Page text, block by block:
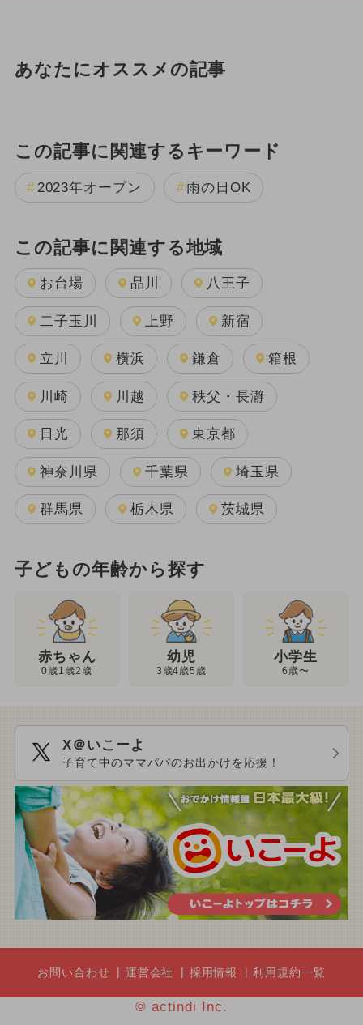
あなたにオススメの記事
この記事に関連するキーワード
2023年オープン 雨の日OK
この記事に関連する地域
お台場 品川 八王子
二子玉川 上野 新宿
立川 横浜 鎌倉 箱根
川崎 川越 秩父・長瀞
日光 那須 東京都
神奈川県 千葉県 埼玉県
群馬県 栃木県 茨城県
子どもの年齢から探す
赤ちゃん
0歳1歳2歳
幼児
3歳4歳5歳
小学生
6歳〜
X＠いこーよ
子育て中のママパパのお出かけを応援！
お問い合わせ 運営会社 採用情報 利用規約一覧
© actindi Inc.